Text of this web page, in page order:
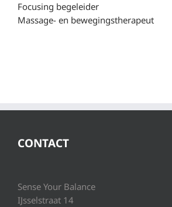
Focusing begeleider
Massage- en bewegingstherapeut
CONTACT
Sense Your Balance
IJsselstraat 14